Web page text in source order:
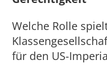
Welche Rolle
für den US-